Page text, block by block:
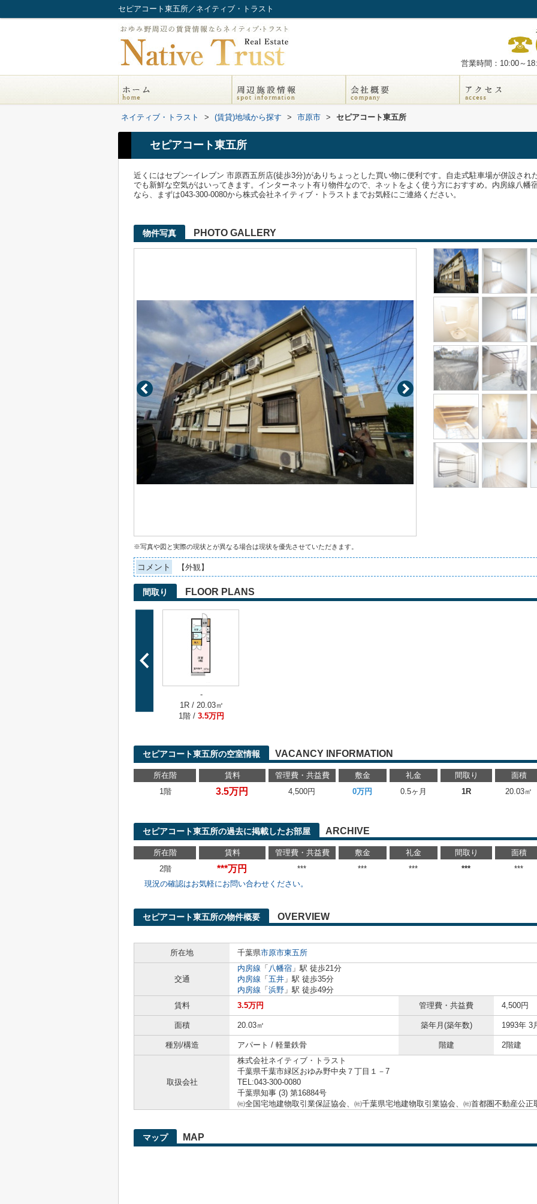
セピアコート東五所／ネイティブ・トラスト
営業時間：10:00～
ネイティブ・トラスト > (賃貸)地域から探す > 市原市 > セピアコート東五所
セピアコート東五所
近くにはセブン−イレブン 市原西五所店(徒歩3分)がありちょっとした買い物に便利です。自走式駐車場が併設され
でも新鮮な空気がはいってきます。インターネット有り物件なので、ネットをよく使う方におすすめ。内房線八幡
なら、まずは043-300-0080から株式会社ネイティブ・トラストまでお気軽にご連絡ください。
物件写真 PHOTO GALLERY
※写真や図と実際の現状とが異なる場合は現状を優先させていただきます。
コメント 【外観】
間取り FLOOR PLANS
-
1R / 20.03㎡
1階 / 3.5万円
セピアコート東五所の空室情報 VACANCY INFORMATION
所在階 賃料 管理費・共益費 敷金 礼金 間取り 面積
1階
3.5万円 4,500円 0万円 0.5ヶ月 1R 20.03㎡
セピアコート東五所の過去に掲載したお部屋 ARCHIVE
所在階 賃料 管理費・共益費 敷金 礼金 間取り 面積
2階
***万円 *** *** *** *** ***
現況の確認はお気軽にお問い合わせください。
セピアコート東五所の物件概要 OVERVIEW
所在地
千葉県市原市東五所
交通
内房線 「 八幡宿 」駅 徒歩21分
内房線 「 五井 」駅 徒歩35分
内房線 「 浜野 」駅 徒歩49分
賃料
3.5万円 管理費・共益費 4,500円
面積 20.03㎡ 築年月(築年数) 1993年 3
種別/構造 アパート / 軽量鉄骨 階建 2階建
取扱会社
株式会社ネイティブ・トラスト
千葉県千葉市緑区おゆみ野中央７丁目１－7
TEL:043-300-0080
千葉県知事 (3) 第16884号
㈳全国宅地建物取引業保証協会、㈳千葉県宅地建物取引業協会、㈳首都圏不動産公正
マップ MAP